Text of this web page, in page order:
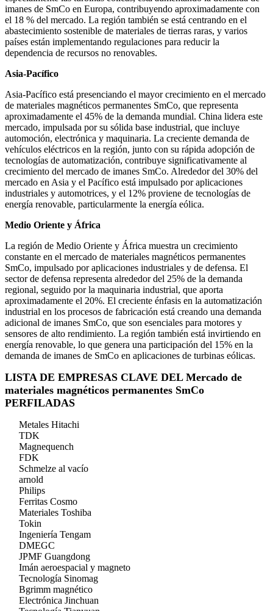
imanes de SmCo en Europa, contribuyendo aproximadamente con
el 18 % del mercado. La región también se está centrando en el
abastecimiento sostenible de materiales de tierras raras, y varios
países están implementando regulaciones para reducir la
dependencia de recursos no renovables.
Asia-Pacífico
Asia-Pacífico está presenciando el mayor crecimiento en el mercado
de materiales magnéticos permanentes SmCo, que representa
aproximadamente el 45% de la demanda mundial. China lidera este
mercado, impulsada por su sólida base industrial, que incluye
automoción, electrónica y maquinaria. La creciente demanda de
vehículos eléctricos en la región, junto con su rápida adopción de
tecnologías de automatización, contribuye significativamente al
crecimiento del mercado de imanes SmCo. Alrededor del 30% del
mercado en Asia y el Pacífico está impulsado por aplicaciones
industriales y automotrices, y el 12% proviene de tecnologías de
energía renovable, particularmente la energía eólica.
Medio Oriente y África
La región de Medio Oriente y África muestra un crecimiento
constante en el mercado de materiales magnéticos permanentes
SmCo, impulsado por aplicaciones industriales y de defensa. El
sector de defensa representa alrededor del 25% de la demanda
regional, seguido por la maquinaria industrial, que aporta
aproximadamente el 20%. El creciente énfasis en la automatización
industrial en los procesos de fabricación está creando una demanda
adicional de imanes SmCo, que son esenciales para motores y
sensores de alto rendimiento. La región también está invirtiendo en
energía renovable, lo que genera una participación del 15% en la
demanda de imanes de SmCo en aplicaciones de turbinas eólicas.
LISTA DE EMPRESAS CLAVE DEL Mercado de
materiales magnéticos permanentes SmCo
PERFILADAS
Metales Hitachi
TDK
Magnequench
FDK
Schmelze al vacío
arnold
Philips
Ferritas Cosmo
Materiales Toshiba
Tokin
Ingeniería Tengam
DMEGC
JPMF Guangdong
Imán aeroespacial y magneto
Tecnología Sinomag
Bgrimm magnético
Electrónica Jinchuan